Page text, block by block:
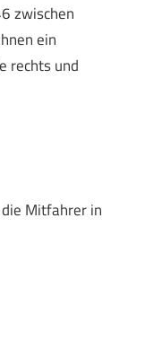
zwischen
ein
rechts und
Mitfahrer in